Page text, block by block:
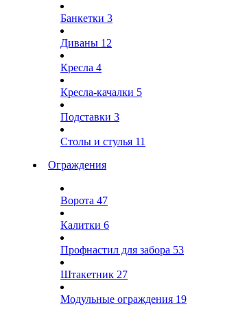
Банкетки 3
Диваны 12
Кресла 4
Кресла-качалки 5
Подставки 3
Столы и стулья 11
Ограждения
Ворота 47
Калитки 6
Профнастил для забора 53
Штакетник 27
Модульные ограждения 19